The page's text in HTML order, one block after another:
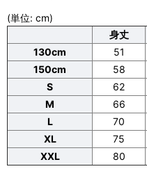
(単位: cm)
身丈
130cm
51
150cm
58
S
62
M
66
L
70
XL
75
XXL
80